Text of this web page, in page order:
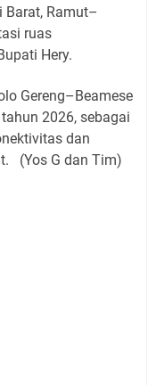
Barat, Ramut–
ruas
Hery.
Gereng–Beamese
2026, sebagai
dan
(Yos G dan Tim)